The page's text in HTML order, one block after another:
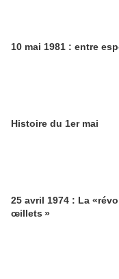
10 mai 1981 : entre
Histoire du 1er mai
25 avril 1974 : La
œillets »